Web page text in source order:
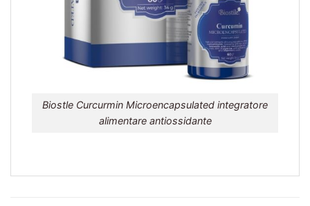
Biostle Curcurmin Microencapsulated integratore
alimentare antiossidante